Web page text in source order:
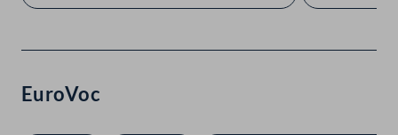
EuroVoc